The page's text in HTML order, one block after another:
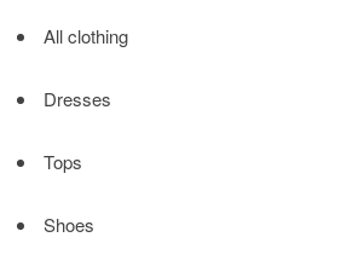
All clothing
Dresses
Tops
Shoes